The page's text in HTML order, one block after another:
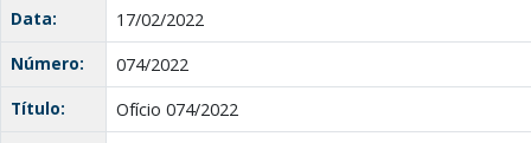
Data:
17/02/2022
Número:
074/2022
Título:
Ofício 074/2022